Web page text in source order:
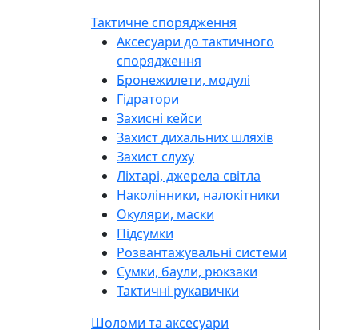
Тактичне спорядження
Аксесуари до тактичного
спорядження
Бронежилети, модулі
Гідратори
Захисні кейси
Захист дихальних шляхів
Захист слуху
Ліхтарі, джерела світла
Наколінники, налокітники
Окуляри, маски
Підсумки
Розвантажувальні системи
Сумки, баули, рюкзаки
Тактичні рукавички
Шоломи та аксесуари